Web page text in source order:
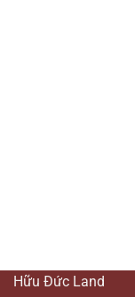
Hữu Đức Land